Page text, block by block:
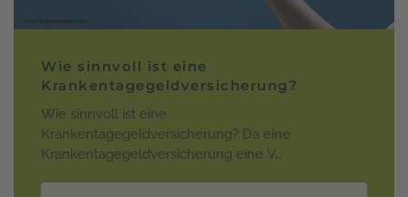
Wie sinnvoll ist eine
Krankentagegeldversicherung?
Wie sinnvoll ist eine
Krankentagegeldversicherung? Da eine
Krankentagegeldversicherung eine V…